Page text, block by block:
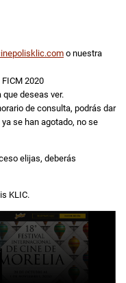
o nuestra
2020
deseas ver.
de consulta, podrás dar
se han agotado, no se
elijas, deberás
KLIC.